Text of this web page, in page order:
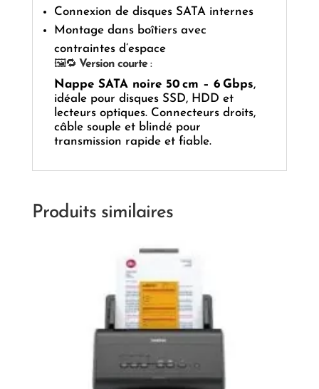
Connexion de disques SATA internes
Montage dans boîtiers avec
contraintes d’espace
🖼️🔁 Version courte:
Nappe SATA noire 50 cm – 6 Gbps,
idéale pour disques SSD, HDD et
lecteurs optiques. Connecteurs droits,
câble souple et blindé pour
transmission rapide et fiable.
Produits similaires